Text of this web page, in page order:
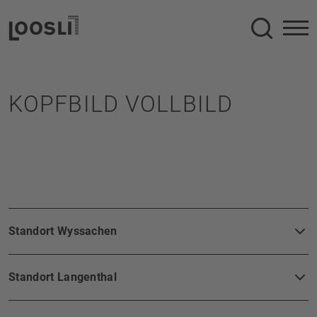
Suche
KOPFBILD VOLLBILD
FOOTERBEREICH
Standort Wyssachen
Standort Langenthal